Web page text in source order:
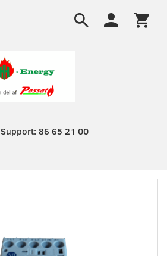
Support: 86 65 21 00